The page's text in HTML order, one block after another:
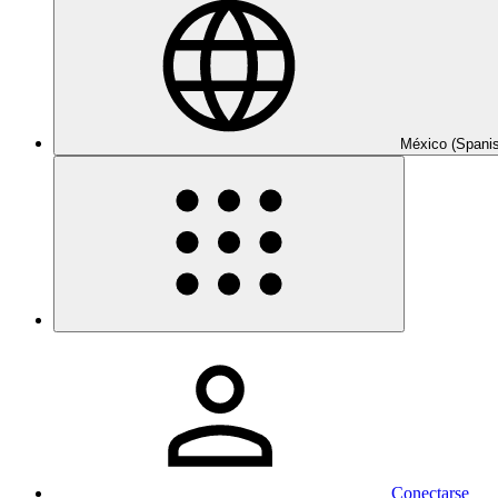
México
Conectarse